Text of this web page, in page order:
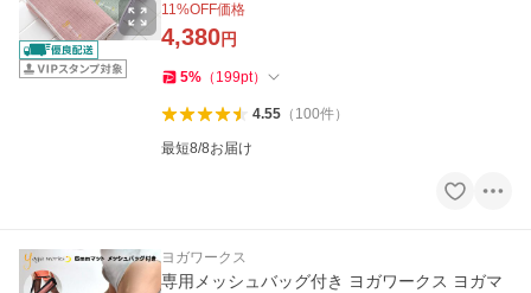
11%OFF価格
4,380円
5% （ 199pt）
4.55（ 100件）
最短8/8お届け
ヨガワークス
専用メッシュバッグ付き ヨガワークス ヨガマ